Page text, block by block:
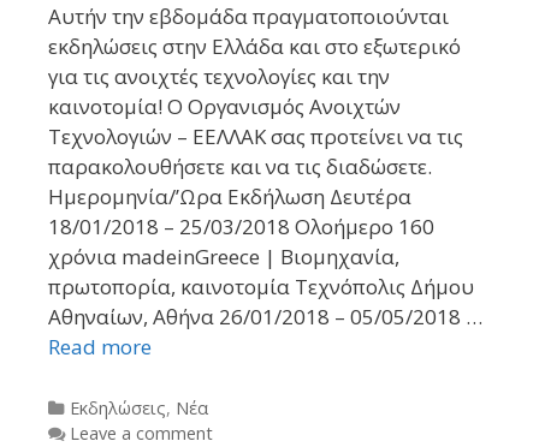
Αυτήν την εβδομάδα πραγματοποιούνται
εκδηλώσεις στην Ελλάδα και στο εξωτερικό
για τις ανοιχτές τεχνολογίες και την
καινοτομία! Ο Οργανισμός Ανοιχτών
Τεχνολογιών – ΕΕΛΛΑΚ σας προτείνει να τις
παρακολουθήσετε και να τις διαδώσετε.
Ημερομηνία/’Ωρα Εκδήλωση Δευτέρα
18/01/2018 – 25/03/2018 Ολοήμερο 160
χρόνια madeinGreece | Βιομηχανία,
πρωτοπορία, καινοτομία Τεχνόπολις Δήμου
Αθηναίων, Αθήνα 26/01/2018 – 05/05/2018 …
Read more
Categories
Εκδηλώσεις, Νέα
Leave a comment